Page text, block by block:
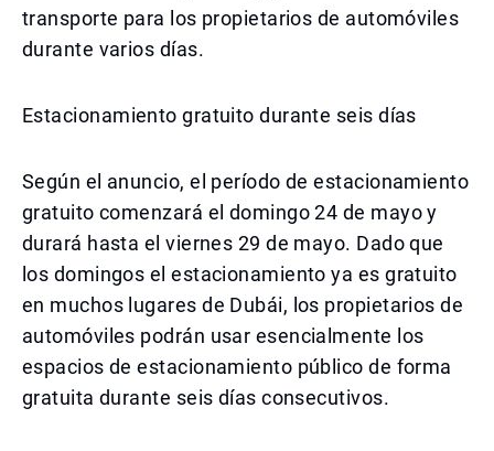
transporte para los propietarios de automóviles
durante varios días.
Estacionamiento gratuito durante seis días
Según el anuncio, el período de estacionamiento
gratuito comenzará el domingo 24 de mayo y
durará hasta el viernes 29 de mayo. Dado que
los domingos el estacionamiento ya es gratuito
en muchos lugares de Dubái, los propietarios de
automóviles podrán usar esencialmente los
espacios de estacionamiento público de forma
gratuita durante seis días consecutivos.